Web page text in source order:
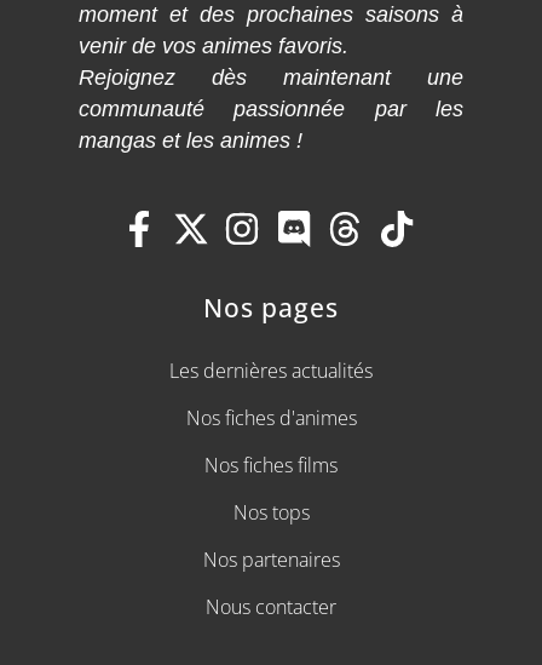
moment et des prochaines saisons à
venir de vos animes favoris.
Rejoignez dès maintenant une
communauté passionnée par les
mangas et les animes !
Nos pages
Les dernières actualités
Nos fiches d'animes
Nos fiches films
Nos tops
Nos partenaires
Nous contacter